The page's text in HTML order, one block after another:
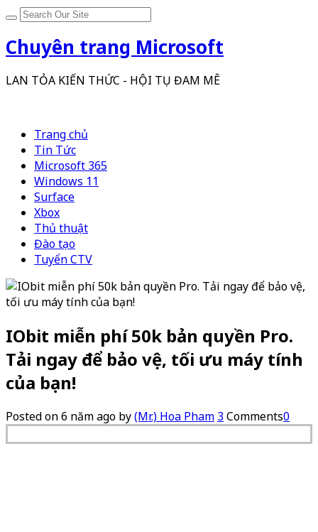
Chuyên trang Microsoft
LAN TỎA KIẾN THỨC - HỘI TỤ ĐAM MÊ
Trang chủ
Tin Tức
Microsoft 365
Windows 11
Surface
Xbox
Thủ thuật
Đào tạo
Tuyển CTV
IObit miễn phí 50k bản quyền Pro.
Tải ngay để bảo vệ, tối ưu máy tính
của bạn!
Posted on6 năm ago by(Mr.) Hoa Pham 3Comments0